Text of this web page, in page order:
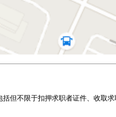
但不限于扣押求职者证件、收